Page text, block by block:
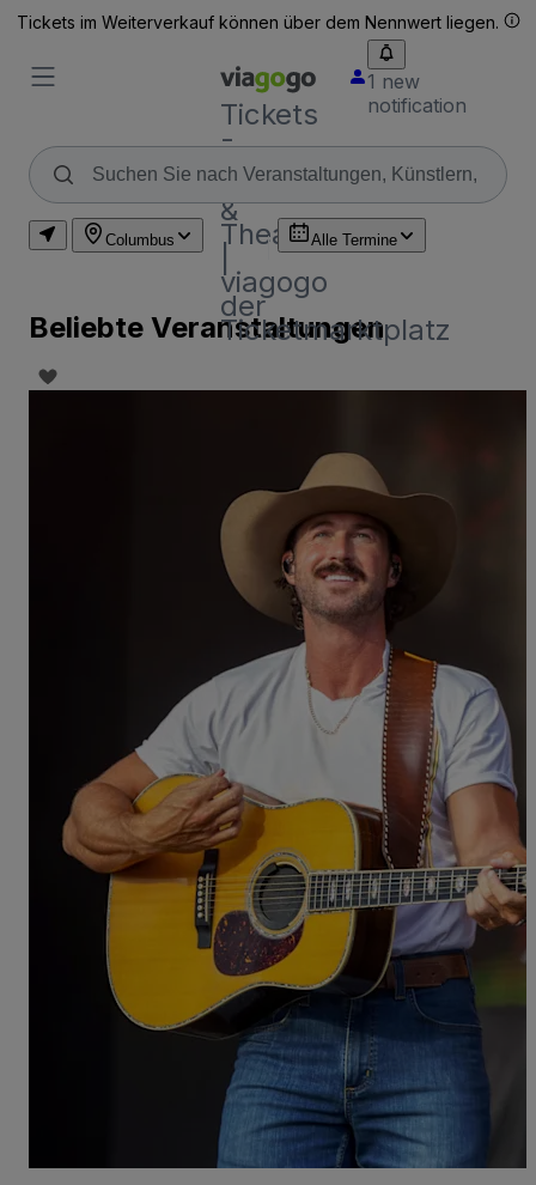
Tickets im Weiterverkauf können über dem Nennwert liegen.
Tickets
-
Konzert-,
Sport-
&
Theatertickets
viagogo
der
Ticketmarktplatz
1 new
notification
Columbus Alle Termine
Beliebte Veranstaltungen